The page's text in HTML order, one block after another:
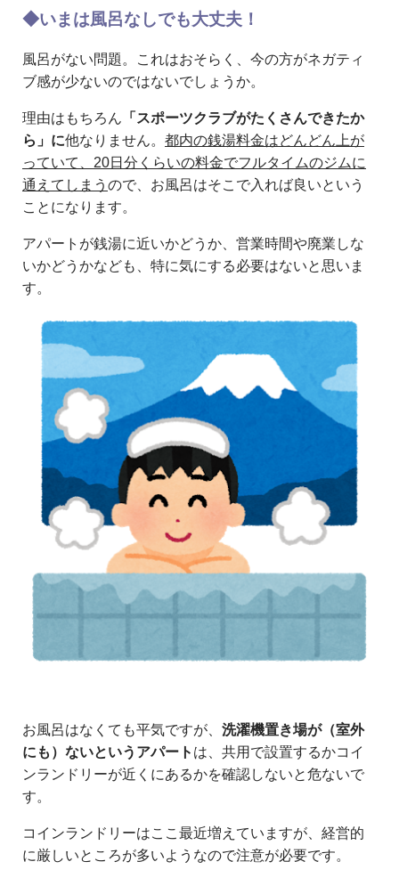
◆いまは風呂なしでも大丈夫！
風呂がない問題。これはおそらく、今の方がネガティ
ブ感が少ないのではないでしょうか。
理由はもちろん 「スポーツクラブがたくさんできたか
ら」に他なりません。 都内の銭湯料金はどんどん上が
っていて、20日分くらいの料金でフルタイムのジムに
通えてしまう ので、お風呂はそこで入れば良いという
ことになります。
アパートが銭湯に近いかどうか、営業時間や廃業しな
いかどうかなども、特に気にする必要はないと思いま
す。
お風呂はなくても平気ですが、 洗濯機置き場が（室外
にも）ないというアパート は、共用で設置するかコイ
ンランドリーが近くにあるかを確認しないと危ないで
す。
コインランドリーはここ最近増えていますが、経営的
に厳しいところが多いようなので注意が必要です。